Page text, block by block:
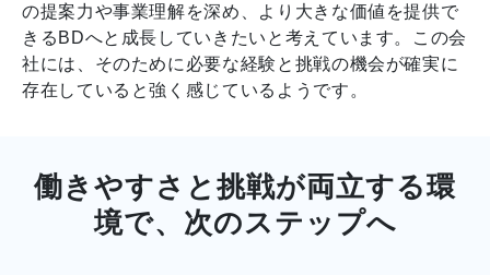
の提案力や事業理解を深め、より大きな価値を提供で
きるBDへと成長していきたいと考えています。この会
社には、そのために必要な経験と挑戦の機会が確実に
存在していると強く感じているようです。
働きやすさと挑戦が両立する環
境で、次のステップへ